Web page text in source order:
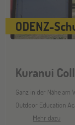
26
SEP
26
SEP
ODENZ-
Kuranui
Ganz in der Nähe am
Outdoor Education
Mehr dazu